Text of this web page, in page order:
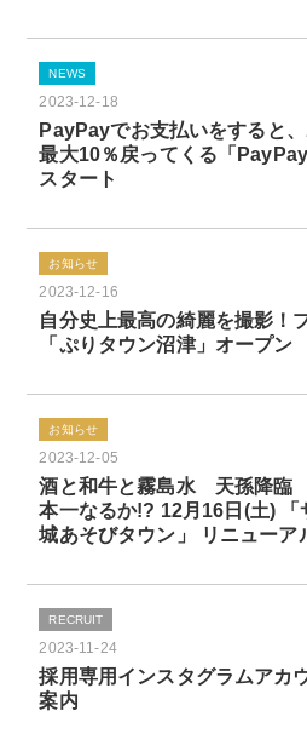
NEWS
2023-12-18
PayPayでお支払いをすると
最大10％戻ってくる「PayPay
スタート
お知らせ
2023-12-16
自分史上最高の綺麗を撮影！
「ぷりタウン沼津」オープン
お知らせ
2023-12-05
酒と和牛と霧島水 天孫降臨
本一なるか!? 12月16日(土) 「
城あそびタウン」 リニューア
RECRUIT
2023-11-24
採用専用インスタグラムアカ
案内